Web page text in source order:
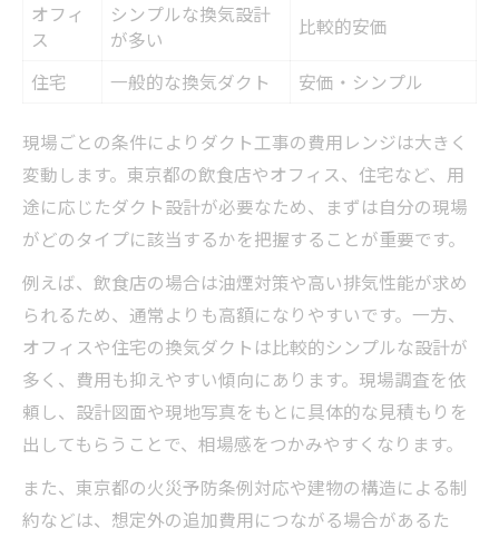
オフィ
ス
シンプルな換気設計
が多い
比較的安価
住宅 一般的な換気ダクト 安価・シンプル
現場ごとの条件によりダクト工事の費用レンジは大きく
変動します。東京都の飲食店やオフィス、住宅など、用
途に応じたダクト設計が必要なため、まずは自分の現場
がどのタイプに該当するかを把握することが重要です。
例えば、飲食店の場合は油煙対策や高い排気性能が求め
られるため、通常よりも高額になりやすいです。一方、
オフィスや住宅の換気ダクトは比較的シンプルな設計が
多く、費用も抑えやすい傾向にあります。現場調査を依
頼し、設計図面や現地写真をもとに具体的な見積もりを
出してもらうことで、相場感をつかみやすくなります。
また、東京都の火災予防条例対応や建物の構造による制
約などは、想定外の追加費用につながる場合があるた